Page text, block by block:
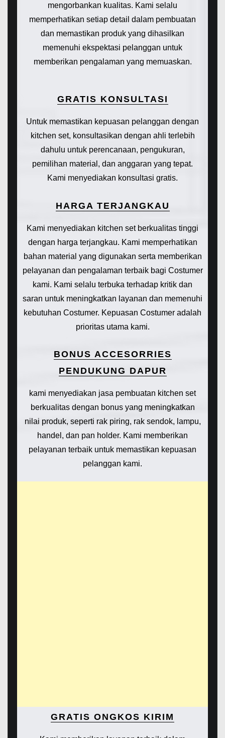
mengorbankan kualitas. Kami selalu
memperhatikan setiap detail dalam pembuatan
dan memastikan produk yang dihasilkan
memenuhi ekspektasi pelanggan untuk
memberikan pengalaman yang memuaskan.
GRATIS KONSULTASI
Untuk memastikan kepuasan pelanggan dengan
kitchen set, konsultasikan dengan ahli terlebih
dahulu untuk perencanaan, pengukuran,
pemilihan material, dan anggaran yang tepat.
Kami menyediakan konsultasi gratis.
HARGA TERJANGKAU
Kami menyediakan kitchen set berkualitas tinggi
dengan harga terjangkau. Kami memperhatikan
bahan material yang digunakan serta memberikan
pelayanan dan pengalaman terbaik bagi Costumer
kami. Kami selalu terbuka terhadap kritik dan
saran untuk meningkatkan layanan dan memenuhi
kebutuhan Costumer. Kepuasan Costumer adalah
prioritas utama kami.
BONUS ACCESORRIES
PENDUKUNG DAPUR
kami menyediakan jasa pembuatan kitchen set
berkualitas dengan bonus yang meningkatkan
nilai produk, seperti rak piring, rak sendok, lampu,
handel, dan pan holder. Kami memberikan
pelayanan terbaik untuk memastikan kepuasan
pelanggan kami.
GRATIS ONGKOS KIRIM